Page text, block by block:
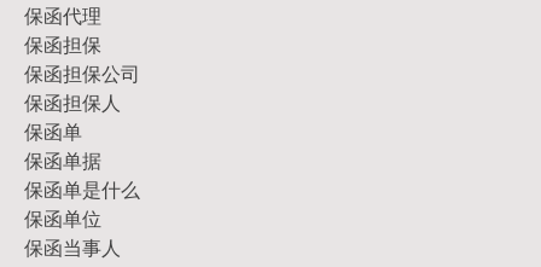
保函代理
保函担保
保函担保公司
保函担保人
保函单
保函单据
保函单是什么
保函单位
保函当事人